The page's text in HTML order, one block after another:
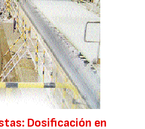
Dosificación en